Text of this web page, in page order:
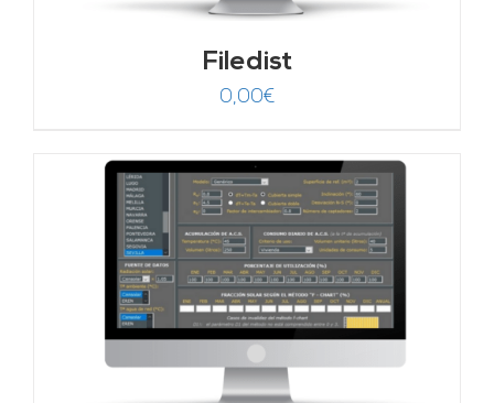
Filedist
0,00€